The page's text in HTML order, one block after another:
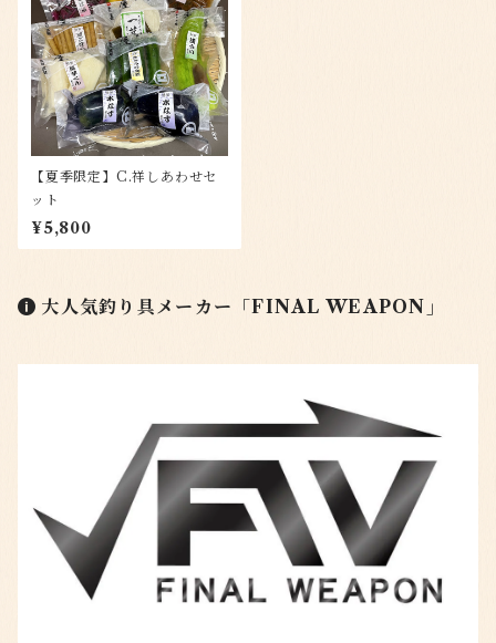
【夏季限定】C.祥しあわせセ
ット
¥5,800
大人気釣り具メーカー「FINAL WEAPON」